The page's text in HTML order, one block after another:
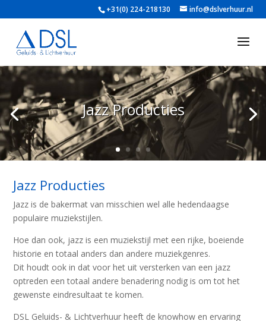
+31(0) 224-218130 info@dslverhuur.nl
Jazz Producties
Jazz Producties
Jazz is de bakermat van misschien wel alle hedendaagse
populaire muziekstijlen.
Hoe dan ook, jazz is een muziekstijl met een rijke, boeiende
historie en totaal anders dan andere muziekgenres.
Dit houdt ook in dat voor het uit versterken van een jazz
optreden een totaal andere benadering nodig is om tot het
gewenste eindresultaat te komen.
DSL Geluids- & Lichtverhuur heeft de knowhow en ervaring